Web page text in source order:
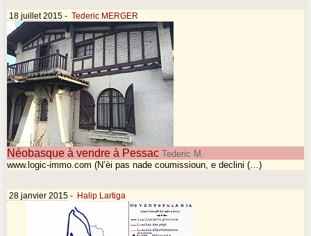
18 juillet 2015 - Tederic MERGER
Néobasque à vendre à Pessac Tederic M.
www.logic-immo.com (N’èi pas nade coumissioun, e declini (…)
28 janvier 2015 - Halip Lartiga